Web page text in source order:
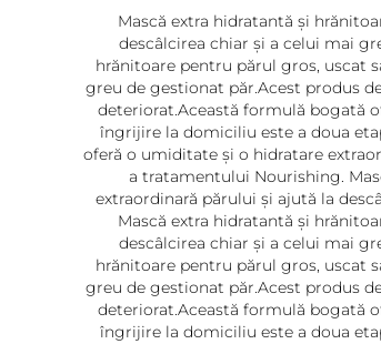
Mască extra hidratantă și
descâlcirea chiar și a celui mai
hrănitoare pentru părul gros, uscat
greu de gestionat păr.Acest produs
deteriorat.Această formulă bogată
îngrijire la domiciliu este a doua
oferă o umiditate și o hidratare
a tratamentului Nourishing.
extraordinară părului și ajută la
Mască extra hidratantă și
descâlcirea chiar și a celui mai
hrănitoare pentru părul gros, uscat
greu de gestionat păr.Acest produs
deteriorat.Această formulă bogată
îngrijire la domiciliu este a doua